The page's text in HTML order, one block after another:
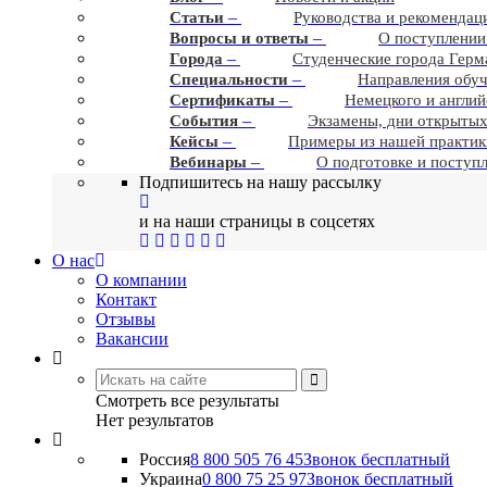
Статьи –
Руководства и
Вопросы и ответы –
О
Города –
Студенческие города
Cпециальности –
Направления
Сертификаты –
Немецкого и
События –
Экзамены, дни
Кейсы –
Примеры из нашей
Вебинары – О подготовке и
Подпишитесь на нашу рассылку
и на наши страницы в соцсетях
О нас
О компании
Контакт
Отзывы
Вакансии
Смотреть все результаты
Нет результатов
Россия8 800 505 76 45Звонок бесплатный
Украина0 800 75 25 97Звонок бесплатный